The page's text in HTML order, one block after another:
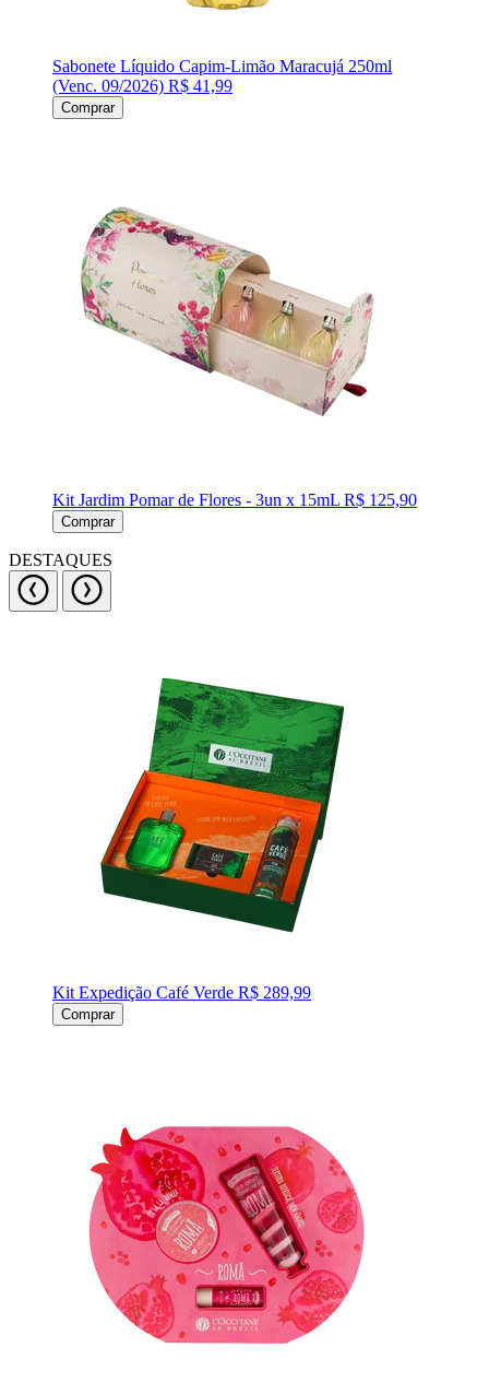
Sabonete Líquido Capim-Limão Maracujá 250ml
(Venc. 09/2026) R$ 41,99
Comprar
Kit Jardim Pomar de Flores - 3un x 15mL R$ 125,90
Comprar
DESTAQUES
Kit Expedição Café Verde R$ 289,99
Comprar